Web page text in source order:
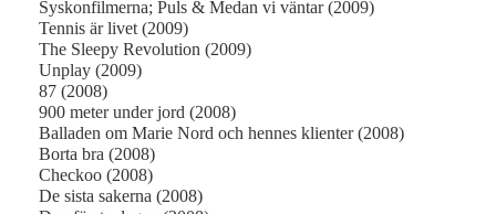
Syskonfilmerna; Puls & Medan vi väntar (2009)
Tennis är livet (2009)
The Sleepy Revolution (2009)
Unplay (2009)
87 (2008)
900 meter under jord (2008)
Balladen om Marie Nord och hennes klienter (2008)
Borta bra (2008)
Checkoo (2008)
De sista sakerna (2008)